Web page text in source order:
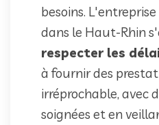
besoins.
dans le Haut-Rhin
respecter les
à fournir des
irréprochable, avec
soignées et en